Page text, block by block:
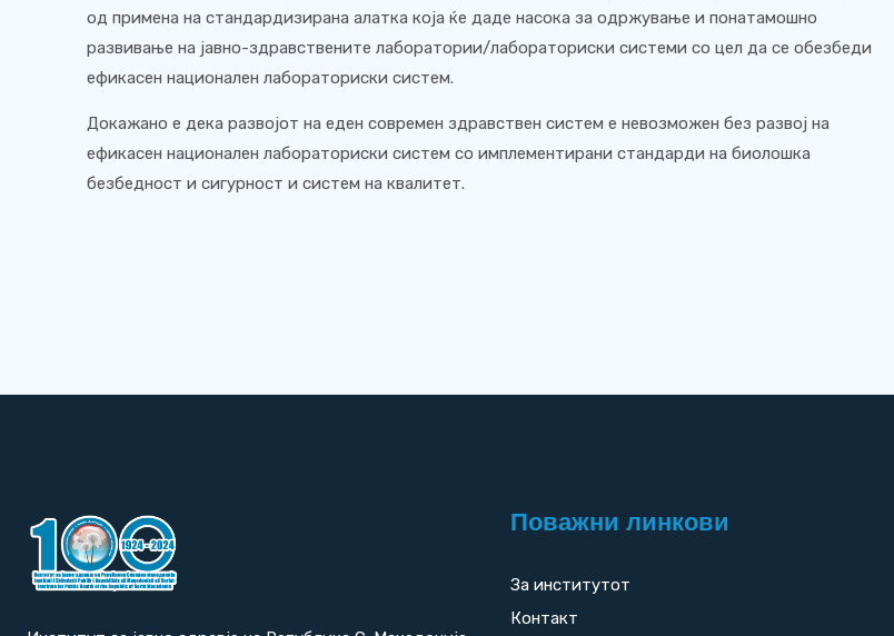
од примена на стандардизирана алатка која ќе даде насока за одржување и понатамошно
развивање на јавно-здравствените лаборатории/лабораториски системи со цел да се обезбеди
ефикасен национален лабораториски систем.
Докажано е дека развојот на еден современ здравствен систем е невозможен без развој на
ефикасен национален лабораториски систем со имплементирани стандарди на биолошка
безбедност и сигурност и систем на квалитет.
Поважни линкови
За институтот
Контакт